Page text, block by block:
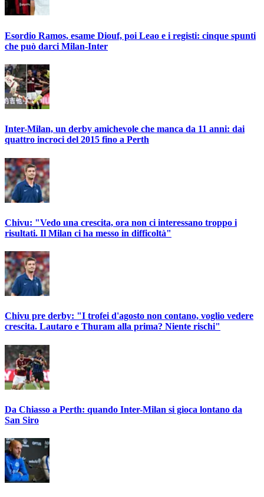
Esordio Ramos, esame Diouf, poi Leao e i registi: cinque spunti
che può darci Milan-Inter
Inter-Milan, un derby amichevole che manca da 11 anni: dai
quattro incroci del 2015 fino a Perth
Chivu: "Vedo una crescita, ora non ci interessano troppo i
risultati. Il Milan ci ha messo in difficoltà"
Chivu pre derby: "I trofei d'agosto non contano, voglio vedere
crescita. Lautaro e Thuram alla prima? Niente rischi"
Da Chiasso a Perth: quando Inter-Milan si gioca lontano da
San Siro